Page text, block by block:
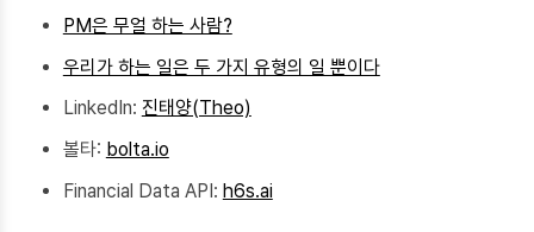
PM은 무얼 하는 사람?
우리가 하는 일은 두 가지 유형의 일 뿐이다
LinkedIn: 진태양(Theo)
볼타: bolta.io
Financial Data API: h6s.ai